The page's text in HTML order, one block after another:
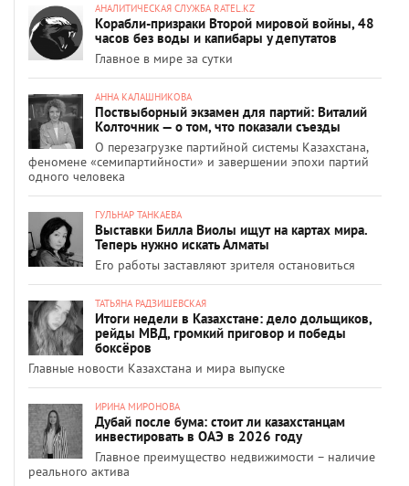
АНАЛИТИЧЕСКАЯ СЛУЖБА RATEL.KZ
Корабли-призраки Второй мировой войны, 48
часов без воды и капибары у депутатов
Главное в мире за сутки
АННА КАЛАШНИКОВА
Поствыборный экзамен для партий: Виталий
Колточник — о том, что показали съезды
О перезагрузке партийной системы Казахстана,
феномене «семипартийности» и завершении эпохи партий
одного человека
ГУЛЬНАР ТАНКАЕВА
Выставки Билла Виолы ищут на картах мира.
Теперь нужно искать Алматы
Его работы заставляют зрителя остановиться
ТАТЬЯНА РАДЗИШЕВСКАЯ
Итоги недели в Казахстане: дело дольщиков,
рейды МВД, громкий приговор и победы
боксёров
Главные новости Казахстана и мира выпуске
ИРИНА МИРОНОВА
Дубай после бума: стоит ли казахстанцам
инвестировать в ОАЭ в 2026 году
Главное преимущество недвижимости – наличие
реального актива